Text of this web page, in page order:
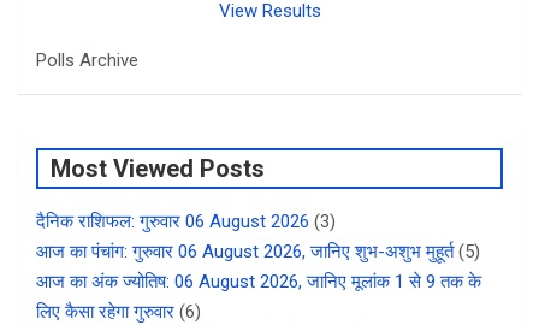
View Results
Polls Archive
Most Viewed Posts
दैनिक राशिफल: गुरुवार 06 August 2026 (3)
आज का पंचांग: गुरुवार 06 August 2026, जानिए शुभ-अशुभ मुहूर्त (5)
आज का अंक ज्योतिष: 06 August 2026, जानिए मूलांक 1 से 9 तक के
लिए कैसा रहेगा गुरुवार (6)